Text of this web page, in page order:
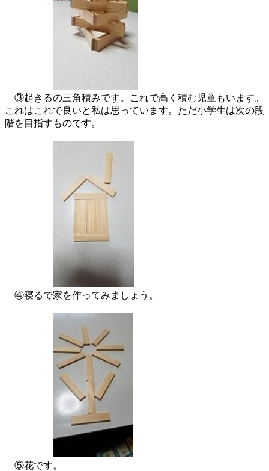
③起きるの三角積みです。これで高く積む児童もいます。
これはこれで良いと私は思っています。ただ小学生は次の段
階を目指すものです。
④寝るで家を作ってみましょう。
⑤花です。